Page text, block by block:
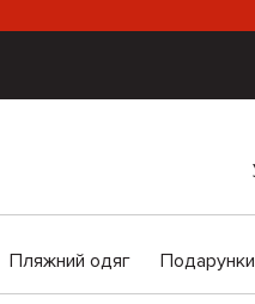
Пляжний одяг Подарунки